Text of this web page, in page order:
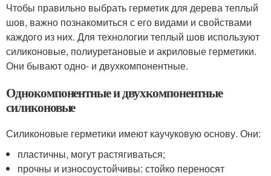
Чтобы правильно выбрать герметик для дерева теплый
шов, важно познакомиться с его видами и свойствами
каждого из них. Для технологии теплый шов используют
силиконовые, полиуретановые и акриловые герметики.
Они бывают одно- и двухкомпонентные.
Однокомпонентные и двухкомпонентные
силиконовые
Силиконовые герметики имеют каучуковую основу. Они:
пластичны, могут растягиваться;
прочны и износоустойчивы: стойко переносят